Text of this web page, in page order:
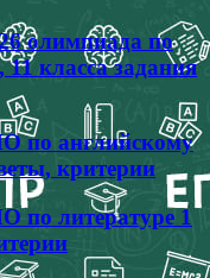
олимпиада по
класса задания
по английскому
критерии
по литературе 1